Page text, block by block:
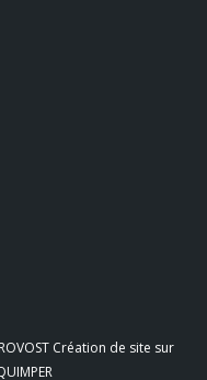
Création de site sur